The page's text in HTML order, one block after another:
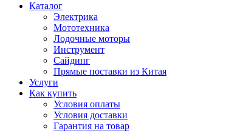
Каталог
Электрика
Мототехника
Лодочные моторы
Инструмент
Сайдинг
Прямые поставки из Китая
Услуги
Как купить
Условия оплаты
Условия доставки
Гарантия на товар